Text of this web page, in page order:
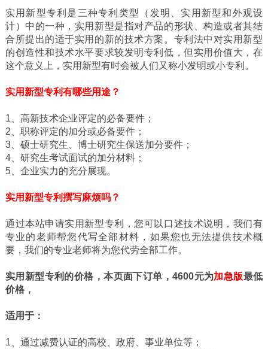
实用新型专利是三种专利类型（发明、实用新型和外观设
计）中的一种，实用新型是指对产品的形状、构造或者其结
合所提出的适于实用的新的技术方案。专利法中对实用新型
的创造性和技术水平要求较发明专利低，但实用价值大，在
这个意义上，实用新型有时会被人们又称小发明或小专利。
实用新型专利有哪些用途？
1、高新技术企业评定的必备要件；
2、职称评定的加分或必备要件；
3、硕士研究生、博士研究生保送加分要件；
4、研究生考试面试的加分材料；
5、企业实力的充分展现。
实用新型专利撰写麻烦吗？
通过本站申请实用新型专利，您可以口述技术说明，我们有
专业的老师帮您代写全部材料，如果您也无法提供技术概
要，我们的专业老师将为您代劳全部工作。
实用新型专利的价格，本页面下订单，4600元为加急版最低
价格，
适用于：
1、通过减费认证的高校、政府、事业单位等；